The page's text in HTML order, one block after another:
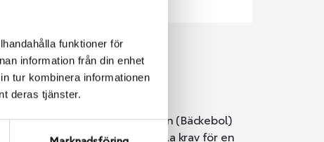
funktioner för
information från din enhet
tur kombinera informationen
deras tjänster.
Välj mellan Hisingen (Bäckebol)
ser vi till att de uppfyller alla krav för en